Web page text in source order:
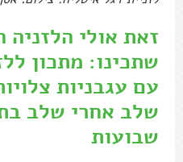
זאת אולי הלזניה
שתכינו: מתכון
עם עגבניות
שלב אחרי שלב
שבועות